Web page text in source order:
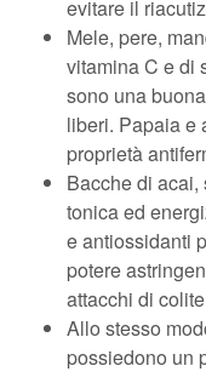
evitare il
Mele, pere,
vitamina C e di
sono una
liberi. Papaia e
proprietà
Bacche di
tonica ed
e antiossidanti
potere
attacchi di
Allo stesso
possiedono un